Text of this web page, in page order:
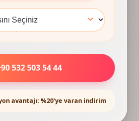
532 503 54 44
avantajı: %20'ye varan indirim